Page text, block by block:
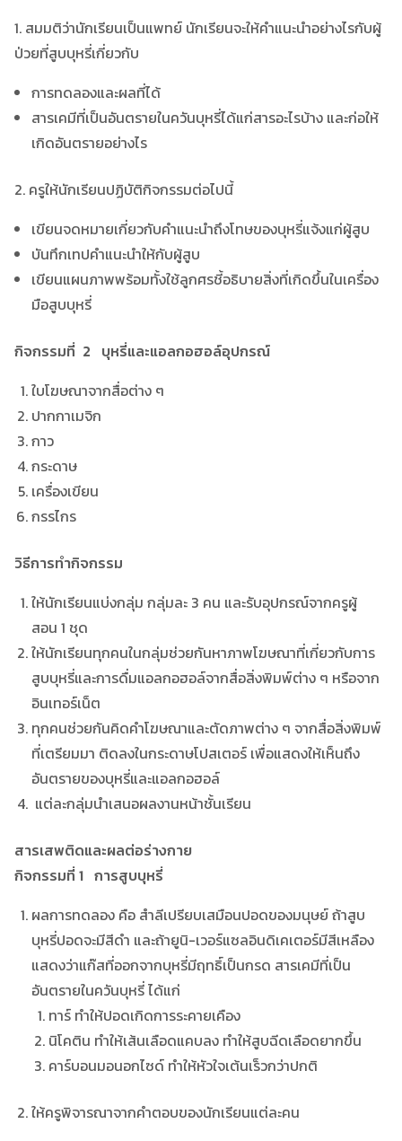
1. สมมติว่านักเรียนเป็นแพทย์ นักเรียนจะให้คำแนะนำอย่างไรกับผู้
ป่วยที่สูบบุหรี่เกี่ยวกับ
การทดลองและผลที่ได้
สารเคมีที่เป็นอันตรายในควันบุหรี่ได้แก่สารอะไรบ้าง และก่อให้
เกิดอันตรายอย่างไร
2. ครูให้นักเรียนปฏิบัติกิจกรรมต่อไปนี้
เขียนจดหมายเกี่ยวกับคำแนะนำถึงโทษของบุหรี่แจ้งแก่ผู้สูบ
บันทึกเทปคำแนะนำให้กับผู้สูบ
เขียนแผนภาพพร้อมทั้งใช้ลูกศรชี้อธิบายสิ่งที่เกิดขึ้นในเครื่อง
มือสูบบุหรี่
กิจกรรมที่ 2 บุหรี่และแอลกอฮอล์อุปกรณ์
ใบโฆษณาจากสื่อต่าง ๆ
ปากกาเมจิก
กาว
กระดาษ
เครื่องเขียน
กรรไกร
วิธีการทำกิจกรรม
ให้นักเรียนแบ่งกลุ่ม กลุ่มละ 3 คน และรับอุปกรณ์จากครูผู้
สอน 1 ชุด
ให้นักเรียนทุกคนในกลุ่มช่วยกันหาภาพโฆษณาที่เกี่ยวกับการ
สูบบุหรี่และการดื่มแอลกอฮอล์จากสื่อสิ่งพิมพ์ต่าง ๆ หรือจาก
อินเทอร์เน็ต
ทุกคนช่วยกันคิดคำโฆษณาและตัดภาพต่าง ๆ จากสื่อสิ่งพิมพ์
ที่เตรียมมา ติดลงในกระดาษโปสเตอร์ เพื่อแสดงให้เห็นถึง
อันตรายของบุหรี่และแอลกอฮอล์
แต่ละกลุ่มนำเสนอผลงานหน้าชั้นเรียน
สารเสพติดและผลต่อร่างกาย
กิจกรรมที่ 1 การสูบบุหรี่
ผลการทดลอง คือ สำลีเปรียบเสมือนปอดของมนุษย์ ถ้าสูบ
บุหรี่ปอดจะมีสีดำ และถ้ายูนิ-เวอร์แซลอินดิเคเตอร์มีสีเหลือง
แสดงว่าแก๊สที่ออกจากบุหรี่มีฤทธิ์เป็นกรด สารเคมีที่เป็น
อันตรายในควันบุหรี่ ได้แก่
ทาร์ ทำให้ปอดเกิดการระคายเคือง
นิโคติน ทำให้เส้นเลือดแคบลง ทำให้สูบฉีดเลือดยากขึ้น
คาร์บอนมอนอกไซด์ ทำให้หัวใจเต้นเร็วกว่าปกติ
ให้ครูพิจารณาจากคำตอบของนักเรียนแต่ละคน